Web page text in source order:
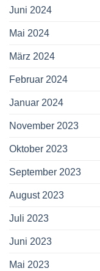
Juni 2024
Mai 2024
März 2024
Februar 2024
Januar 2024
November 2023
Oktober 2023
September 2023
August 2023
Juli 2023
Juni 2023
Mai 2023